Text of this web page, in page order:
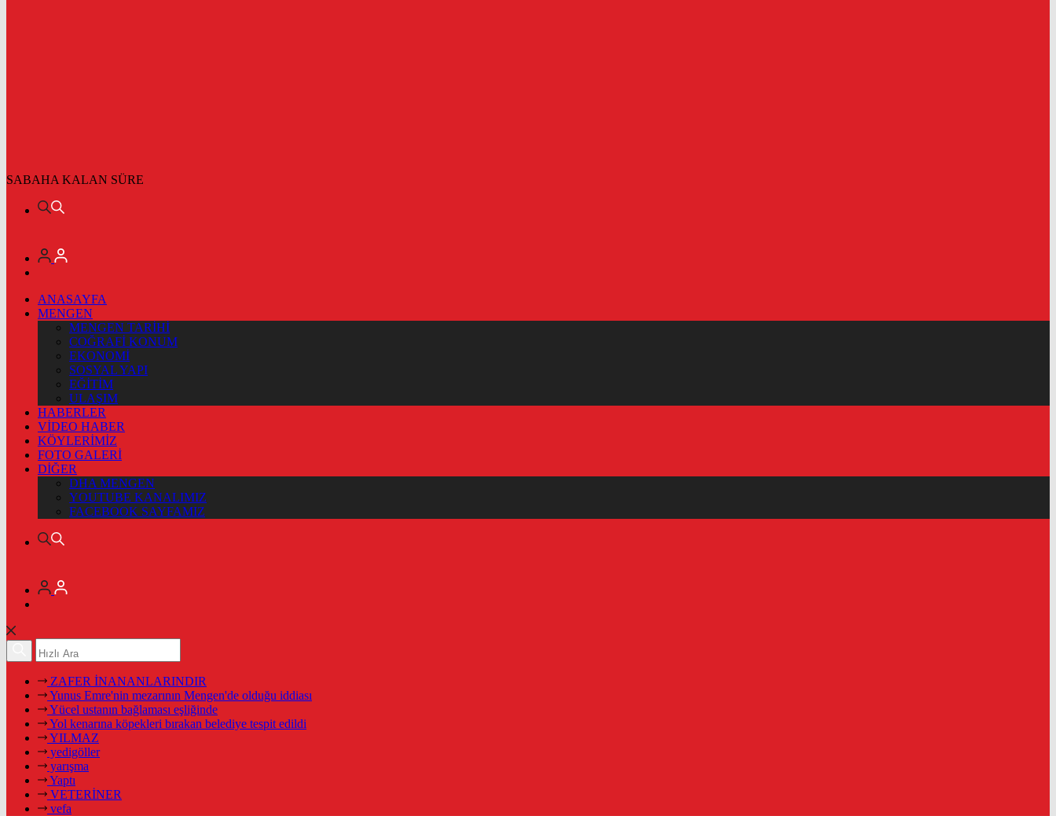
SABAHA KALAN SÜRE
ANASAYFA
MENGEN
MENGEN TARİHİ
COĞRAFİ KONUM
EKONOMİ
SOSYAL YAPI
EĞİTİM
ULAŞIM
HABERLER
VİDEO HABER
KÖYLERİMİZ
FOTO GALERİ
DİĞER
DHA MENGEN
YOUTUBE KANALIMIZ
FACEBOOK SAYFAMIZ
ZAFER İNANANLARINDIR
Yunus Emre'nin mezarının Mengen'de olduğu iddiası
Yücel ustanın bağlaması eşliğinde
Yol kenarına köpekleri bırakan belediye tespit edildi
YILMAZ
yedigöller
yarışma
Yaptı
VETERİNER
vefa